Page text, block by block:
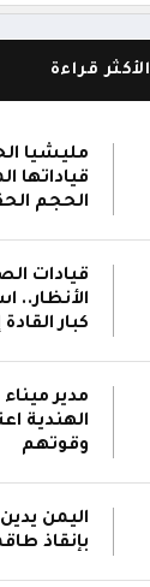
استهدف
الدفاعات
مدينة مأرب
ارتكابه
إلى القضاء
مركز الملك
وتجهيز
وسقطرى يستفيد
الأكثر قراءة
مليشيا
قياداتها
الحجم
قيادات
الأنظار..
كبار
مدير
الهندية
وقوتهم
اليمن
بإنقاذ